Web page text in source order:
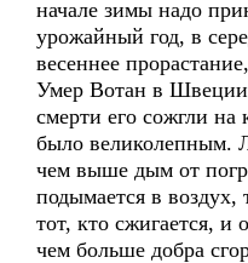
начале зимы надо
урожайный год, в
весеннее
Умер Вотан в Швеции
смерти его сожгли на
было великолепным.
чем выше дым от
подымается в
тот, кто сжигается, и
чем больше добра